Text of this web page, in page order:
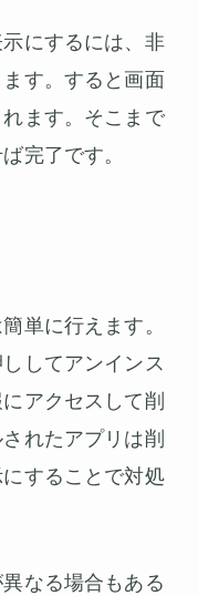
にするには、非
す。すると画面
れます。そこまで
完了です。
単に行えます。
してアンインス
アクセスして削
れたアプリは削
することで対処
なる場合もある